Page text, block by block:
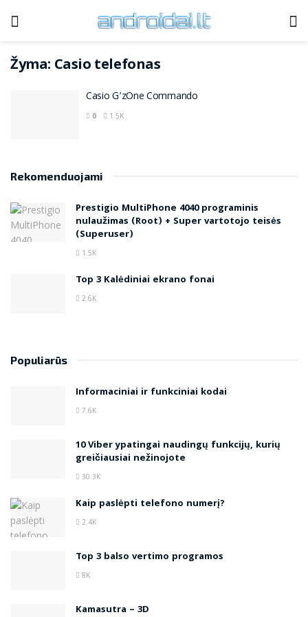
Žyma: Casio telefonas
Casio G’zOne Commando
0 1.5K
Rekomenduojami
Prestigio MultiPhone 4040 programinis
nulaužimas (Root) + Super vartotojo teisės
(Superuser)
1.5K
Top 3 Kalėdiniai ekrano fonai
2.6K
Populiarūs
Informaciniai ir funkciniai kodai
7.6K
10 Viber ypatingai naudingų funkcijų, kurių
greičiausiai nežinojote
30.3K
Kaip paslėpti telefono numerį?
2.4K
Top 3 balso vertimo programos
8K
Kamasutra – 3D